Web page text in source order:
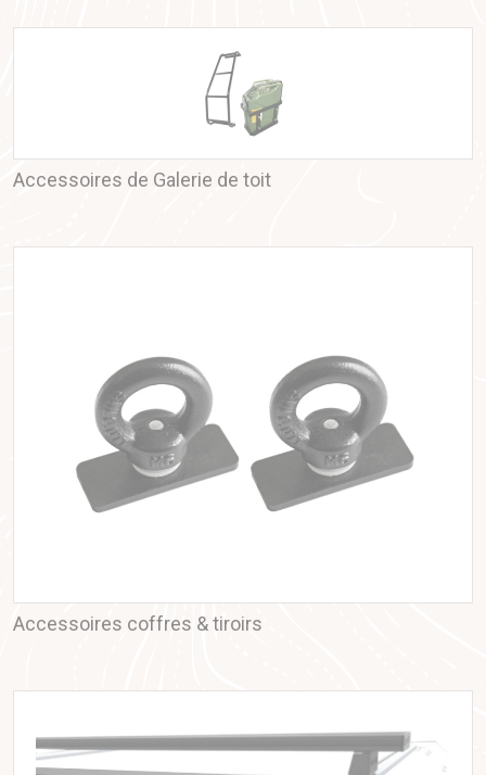
Accessoires de Galerie de toit
Accessoires coffres & tiroirs